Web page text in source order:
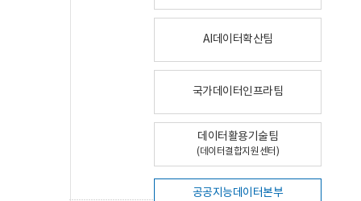
AI데이터확산팀
국가데이터인프라팀
데이터활용기술팀
(데이터결합지원센터)
공공지능데이터본부